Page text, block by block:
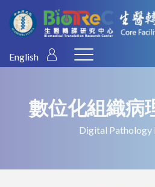
English
數位化組織病
Digital Pathology